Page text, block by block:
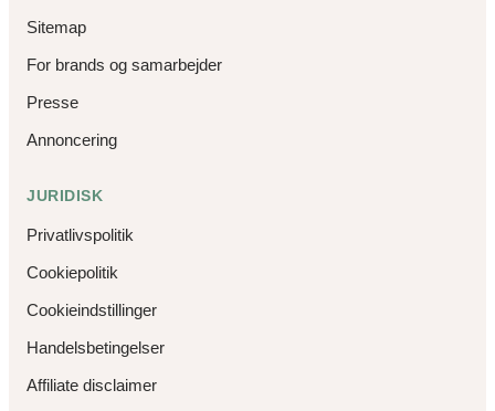
Sitemap
For brands og samarbejder
Presse
Annoncering
JURIDISK
Privatlivspolitik
Cookiepolitik
Cookieindstillinger
Handelsbetingelser
Affiliate disclaimer